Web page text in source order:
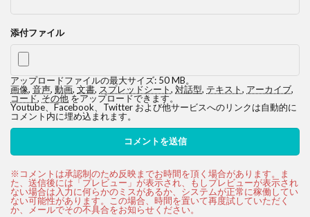
添付ファイル
アップロードファイルの最大サイズ: 50 MB。
画像, 音声, 動画, 文書, スプレッドシート, 対話型, テキスト, アーカイブ,
コード,その他をアップロードできます。
Youtube、Facebook、Twitter および他サービスへのリンクは自動的に
コメント内に埋め込まれます。